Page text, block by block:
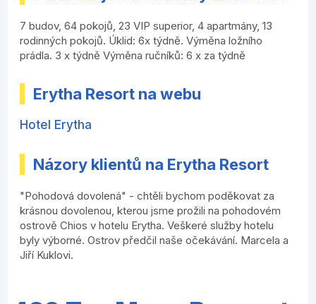
7 budov, 64 pokojů, 23 VIP superior, 4 apartmány, 13
rodinných pokojů. Úklid: 6x týdně. Výměna ložního
prádla. 3 x týdně Výměna ručníků: 6 x za týdně
Erytha Resort na webu
Hotel Erytha
Názory klientů na Erytha Resort
"Pohodová dovolená" - chtěli bychom poděkovat za
krásnou dovolenou, kterou jsme prožili na pohodovém
ostrově Chios v hotelu Erytha. Veškeré služby hotelu
byly výborné. Ostrov předčil naše očekávání. Marcela a
Jiří Kuklovi.